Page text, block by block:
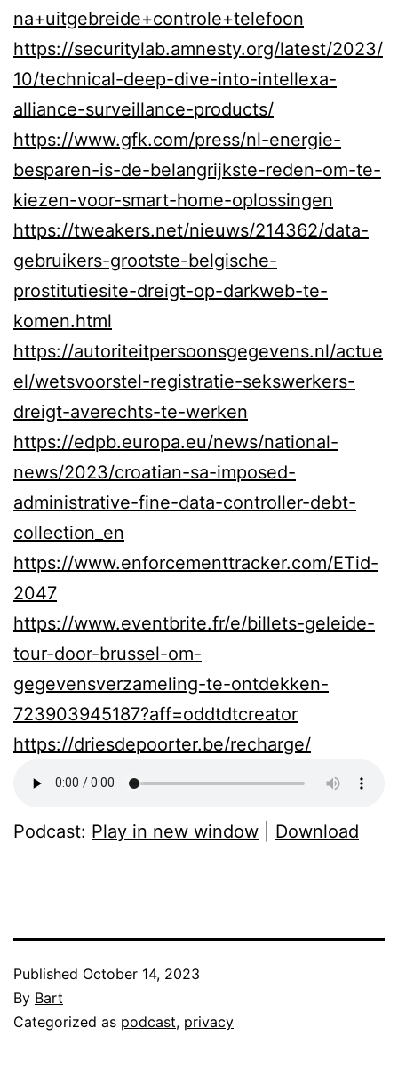
na+uitgebreide+controle+telefoon
https://securitylab.amnesty.org/latest/2023/
10/technical-deep-dive-into-intellexa-
alliance-surveillance-products/
https://www.gfk.com/press/nl-energie-
besparen-is-de-belangrijkste-reden-om-te-
kiezen-voor-smart-home-oplossingen
https://tweakers.net/nieuws/214362/data-
gebruikers-grootste-belgische-
prostitutiesite-dreigt-op-darkweb-te-
komen.html
https://autoriteitpersoonsgegevens.nl/actue
el/wetsvoorstel-registratie-sekswerkers-
dreigt-averechts-te-werken
https://edpb.europa.eu/news/national-
news/2023/croatian-sa-imposed-
administrative-fine-data-controller-debt-
collection_en
https://www.enforcementtracker.com/ETid-
2047
https://www.eventbrite.fr/e/billets-geleide-
tour-door-brussel-om-
gegevensverzameling-te-ontdekken-
723903945187?aff=oddtdtcreator
https://driesdepoorter.be/recharge/
Podcast: Play in new window Download
Published October 14, 2023
By Bart
Categorized as podcast, privacy